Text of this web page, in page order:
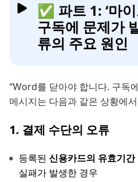
✅ 파트 1: ‘마
구독에 문제가
류의 주요 원인
“Word를 닫아야 합니다. 구독
메시지는 다음과 같은 상황에
1. 결제 수단의 오류
등록된 신용카드의 유효기간
실패가 발생한 경우